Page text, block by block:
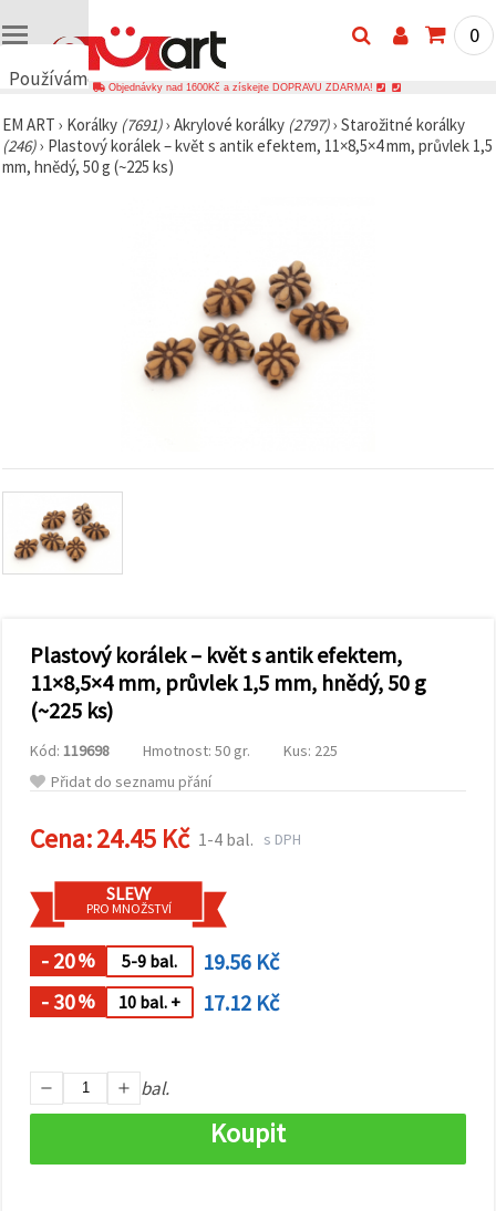
Používáme
🍪
Používáme
cookies a
zobrazovali
reklamu, a
to i s
pomocí
našich
marketing.
Můžete
souhlasit s
použitím
všech
cookies
kliknutím
"Přijmout
můžete
uvést své
Nastavení
výběrem
daného
cookies a
kliknutím
na tlačítko
"Uložit"
vše
0
Objednávky nad 1600Kč a získejte DOPRAVU ZDARMA!
EM ART › Korálky (7691)› Akrylové korálky (2797)› Starožitné korálky
(246)› Plastový korálek – květ s antik efektem, 11×8,5×4 mm, průvlek 1,5
mm, hnědý, 50 g (~225 ks)
Plastový korálek – květ s antik efektem,
11×8,5×4 mm, průvlek 1,5 mm, hnědý, 50 g
(~225 ks)
Kód: 119698 Hmotnost: 50 gr.
Kus: 225
Přidat do seznamu přání
Cena:24.45 Kč 1-4 bal. s DPH
SLEVY
PRO MNOŽSTVÍ
- 20% 5-9 bal.
19.56 Kč
- 30% 10 bal. + 17.12 Kč
bal.
Koupit